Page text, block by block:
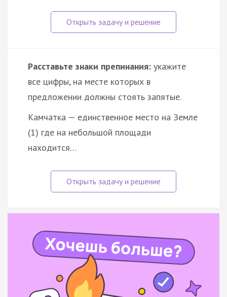
Расставьте знаки препинания: укажите
все цифры, на месте которых в
предложении должны стоять запятые.
Камчатка — единственное место на Земле
(1) где на небольшой площади
находится…